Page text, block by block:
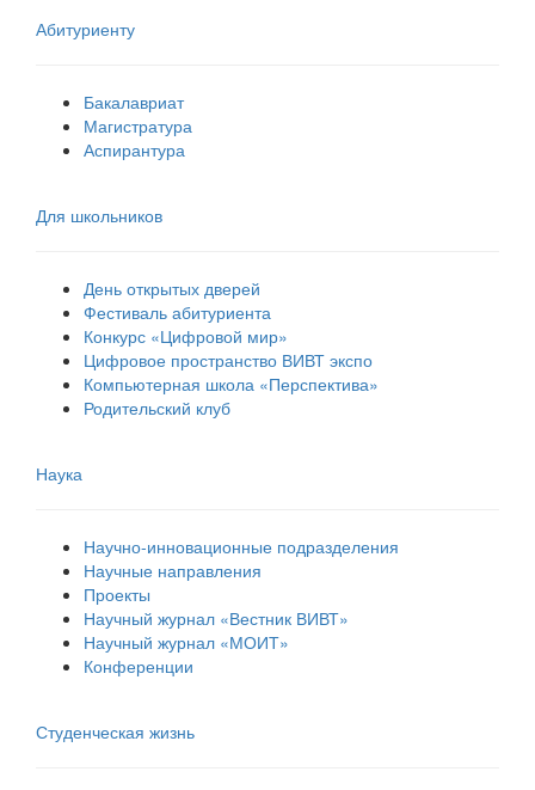
Абитуриенту
Бакалавриат
Магистратура
Аспирантура
Для школьников
День открытых дверей
Фестиваль абитуриента
Конкурс «Цифровой мир»
Цифровое пространство ВИВТ экспо
Компьютерная школа «Перспектива»
Родительский клуб
Наука
Научно-инновационные подразделения
Научные направления
Проекты
Научный журнал «Вестник ВИВТ»
Научный журнал «МОИТ»
Конференции
Студенческая жизнь